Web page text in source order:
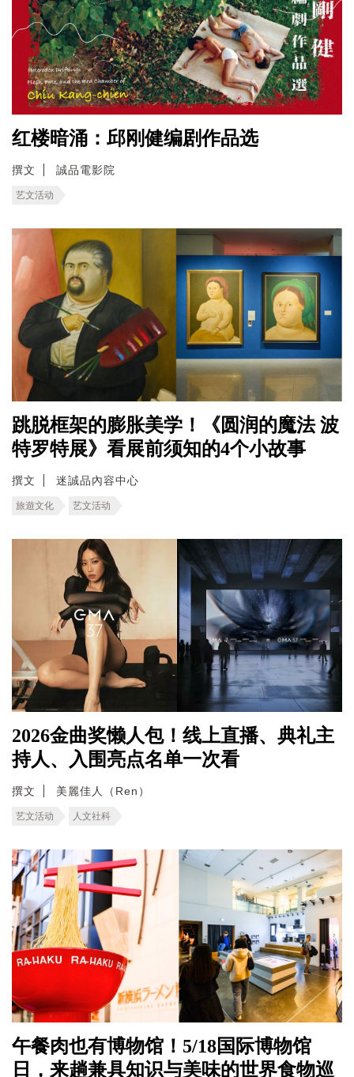
红楼暗涌：邱刚健编剧作品选
撰文 誠品電影院
艺文活动
跳脱框架的膨胀美学！《圆润的魔法 波
特罗特展》看展前须知的4个小故事
撰文 迷誠品內容中心
旅遊文化 艺文活动
2026金曲奖懒人包！线上直播、典礼主
持人、入围亮点名单一次看
撰文 美麗佳人（Ren）
艺文活动 人文社科
午餐肉也有博物馆！5/18国际博物馆
日，来趟兼具知识与美味的世界食物巡